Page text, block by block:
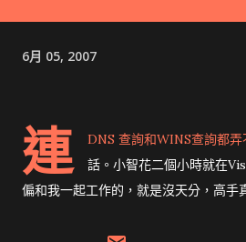
6月 05, 2007
連
DNS 查詢和WINS查詢都
話。小智花二個小時就在
偏和我一起工作的，就是沒天分，高手